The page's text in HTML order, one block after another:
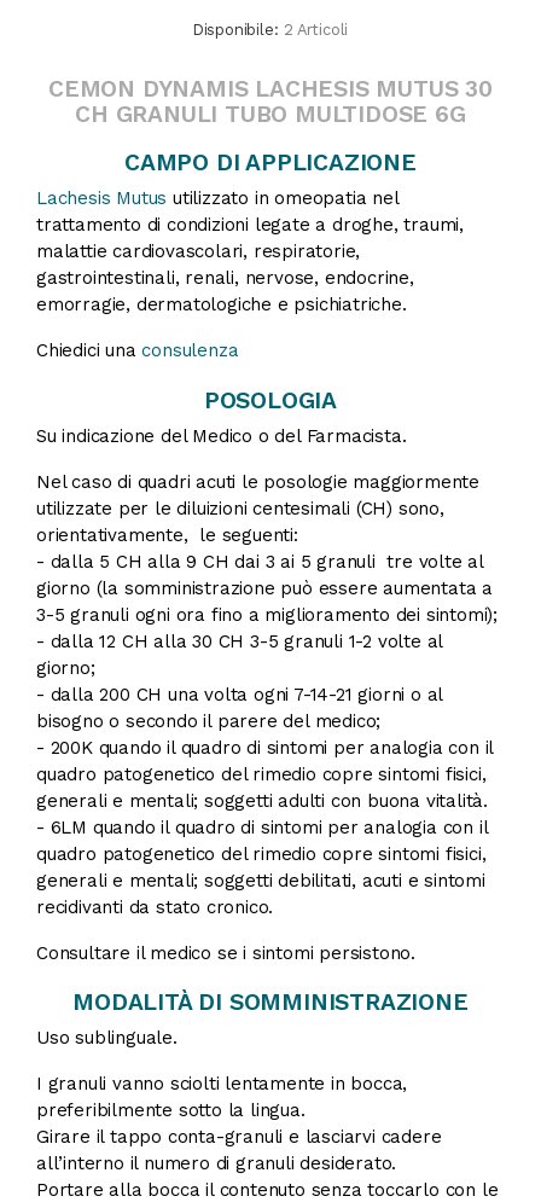
Disponibile: 2 Articoli
CEMON DYNAMIS LACHESIS MUTUS 30
CH GRANULI TUBO MULTIDOSE 6G
CAMPO DI APPLICAZIONE
Lachesis Mutus utilizzato in omeopatia nel
trattamento di condizioni legate a droghe, traumi,
malattie cardiovascolari, respiratorie,
gastrointestinali, renali, nervose, endocrine,
emorragie, dermatologiche e psichiatriche.
Chiedici unaconsulenza
POSOLOGIA
Su indicazione del Medico o del Farmacista.
Nel caso di quadri acuti le posologie maggiormente
utilizzate per le diluizioni centesimali (CH) sono,
orientativamente, le seguenti:
- dalla 5 CH alla 9 CH dai 3 ai 5 granuli tre volte al
giorno (la somministrazione può essere aumentata a
3-5 granuli ogni ora fino a miglioramento dei sintomi);
- dalla 12 CH alla 30 CH 3-5 granuli 1-2 volte al
giorno;
- dalla 200 CH una volta ogni 7-14-21 giorni o al
bisogno o secondo il parere del medico;
- 200K quando il quadro di sintomi per analogia con il
quadro patogenetico del rimedio copre sintomi fisici,
generali e mentali; soggetti adulti con buona vitalità.
- 6LM quando il quadro di sintomi per analogia con il
quadro patogenetico del rimedio copre sintomi fisici,
generali e mentali; soggetti debilitati, acuti e sintomi
recidivanti da stato cronico.
Consultare il medico se i sintomi persistono.
MODALITÀ DI SOMMINISTRAZIONE
Uso sublinguale.
I granuli vanno sciolti lentamente in bocca,
preferibilmente sotto la lingua.
Girare il tappo conta-granuli e lasciarvi cadere
all’interno il numero di granuli desiderato.
Portare alla bocca il contenuto senza toccarlo con le